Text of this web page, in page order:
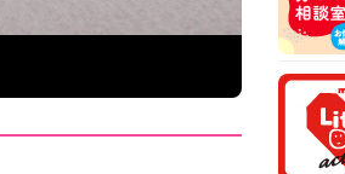
【助
安時
【医
乳や
【看
から